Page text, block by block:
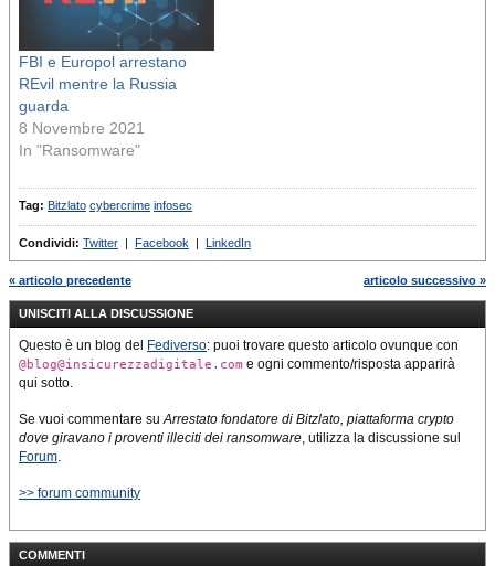
FBI e Europol arrestano
REvil mentre la Russia
guarda
8 Novembre 2021
In "Ransomware"
Tag: Bitzlato cybercrime infosec
Condividi: Twitter Facebook LinkedIn
« articolo precedente articolo successivo »
UNISCITI ALLA DISCUSSIONE
Questo è un blog del Fediverso: puoi trovare questo articolo ovunque con
@blog@insicurezzadigitale.com e ogni commento/risposta apparirà
qui sotto.
Se vuoi commentare suArrestato fondatore di Bitzlato, piattaforma crypto
dove giravano i proventi illeciti dei ransomware, utilizza la discussione sul
Forum.
>> forum community
COMMENTI